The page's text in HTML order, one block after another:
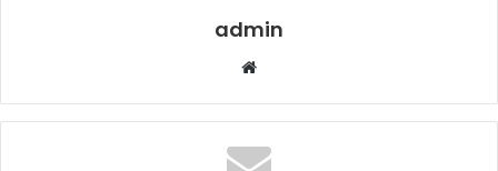
admin
Web